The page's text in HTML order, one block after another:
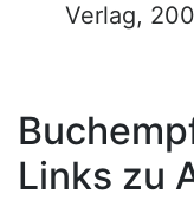
Verlag,
Links zu